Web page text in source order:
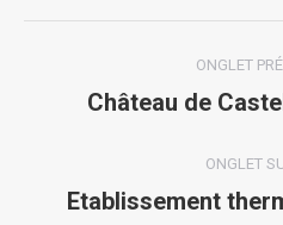
commentaire
ONGLET
Château de
ONGLET
Etablissement